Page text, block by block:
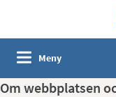
Meny
Om webbplatsen